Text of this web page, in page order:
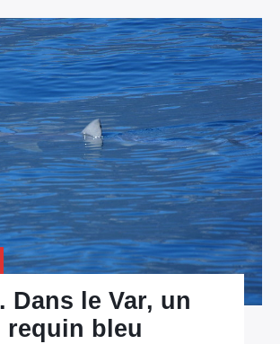
Dans le Var, un
requin bleu